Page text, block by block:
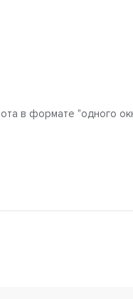
в формате "одного